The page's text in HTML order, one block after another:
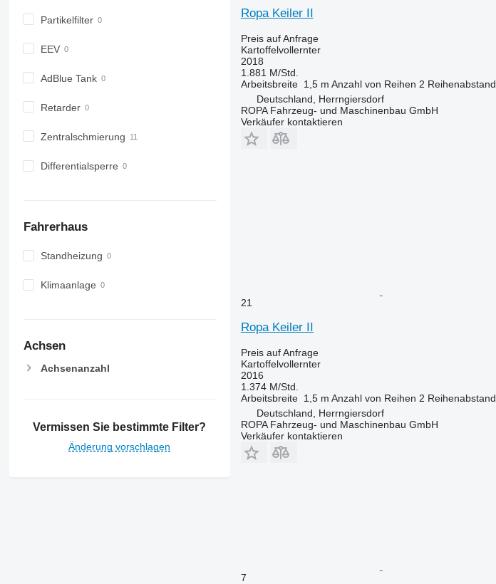
Partikelfilter
EEV
AdBlue Tank
Retarder
Zentralschmierung
Differentialsperre
Fahrerhaus
Standheizung
Klimaanlage
Achsen
Achsenanzahl
Vermissen Sie bestimmte Filter?
Änderung vorschlagen
Ropa Keiler II
Preis auf Anfrage
Kartoffelvollernter
2018
1.881 M/Std.
Arbeitsbreite 1,5 m Anzahl von Reihen 2 Reihenabstand
Deutschland, Herrngiersdorf
ROPA Fahrzeug- und Maschinenbau GmbH
Verkäufer kontaktieren
21
Ropa Keiler II
Preis auf Anfrage
Kartoffelvollernter
2016
1.374 M/Std.
Arbeitsbreite 1,5 m Anzahl von Reihen 2 Reihenabstand
Deutschland, Herrngiersdorf
ROPA Fahrzeug- und Maschinenbau GmbH
Verkäufer kontaktieren
7